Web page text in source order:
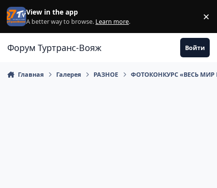
Перейти к содержанию
View in the app
A better way to browse. Learn more. ×
Форум Туртранс-Вояж Войти
Главная Галерея РАЗНОЕ ФОТОКОНКУРС «ВЕСЬ МИР